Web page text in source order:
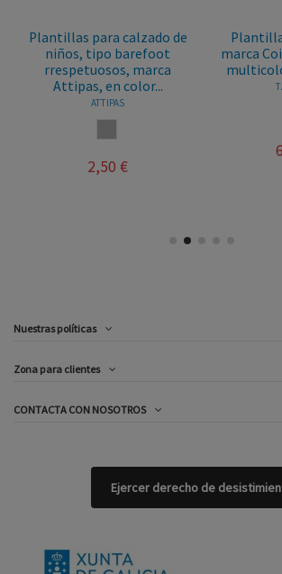
Plantillas para calzado de
niños, tipo barefoot
rrespetuosos, marca
Attipas, en color...
ATTIPAS
2,50 €
marca
Nuestras políticas
Zona para clientes
CONTACTA CON NOSOTROS
Ejercer derecho de